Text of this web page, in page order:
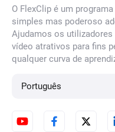
O FlexClip é um
simples mas poderoso
Ajudamos os
vídeo atrativos para fins
qualquer curva de
Português